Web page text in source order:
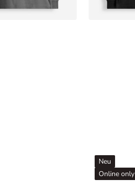
Neu
Online only